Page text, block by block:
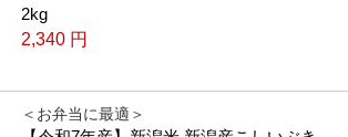
2kg
2,340 円
＜お弁当に最適＞